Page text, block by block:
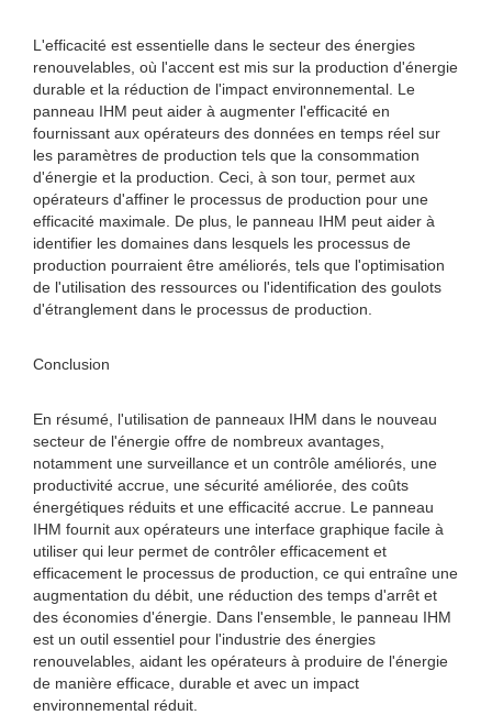
L'efficacité est essentielle dans le secteur des énergies
renouvelables, où l'accent est mis sur la production d'énergie
durable et la réduction de l'impact environnemental. Le
panneau IHM peut aider à augmenter l'efficacité en
fournissant aux opérateurs des données en temps réel sur
les paramètres de production tels que la consommation
d'énergie et la production. Ceci, à son tour, permet aux
opérateurs d'affiner le processus de production pour une
efficacité maximale. De plus, le panneau IHM peut aider à
identifier les domaines dans lesquels les processus de
production pourraient être améliorés, tels que l'optimisation
de l'utilisation des ressources ou l'identification des goulots
d'étranglement dans le processus de production.
Conclusion
En résumé, l'utilisation de panneaux IHM dans le nouveau
secteur de l'énergie offre de nombreux avantages,
notamment une surveillance et un contrôle améliorés, une
productivité accrue, une sécurité améliorée, des coûts
énergétiques réduits et une efficacité accrue. Le panneau
IHM fournit aux opérateurs une interface graphique facile à
utiliser qui leur permet de contrôler efficacement et
efficacement le processus de production, ce qui entraîne une
augmentation du débit, une réduction des temps d'arrêt et
des économies d'énergie. Dans l'ensemble, le panneau IHM
est un outil essentiel pour l'industrie des énergies
renouvelables, aidant les opérateurs à produire de l'énergie
de manière efficace, durable et avec un impact
environnemental réduit.